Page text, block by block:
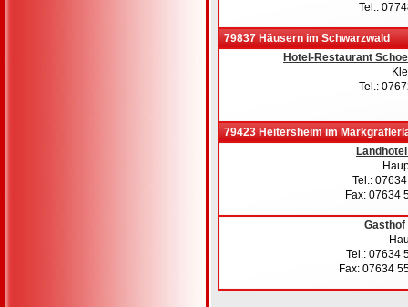
Tel.:
79837 Häusern im Schwarzwald
Hotel-Restaurant
Tel.:
79423 Heitersheim im
Tel.:
Fax: 07634
Gasthof
Tel.: 07634
Fax: 07634